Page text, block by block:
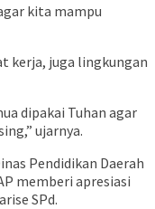
kita mampu
kerja, juga lingkungan
dipakai Tuhan agar
ujarnya.
Pendidikan Daerah
memberi apresiasi
SPd.